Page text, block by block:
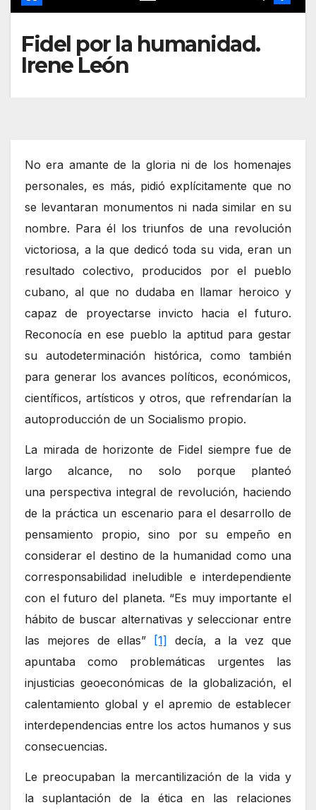
Fidel por la humanidad.
Irene León
No era amante de la gloria ni de los homenajes
personales, es más, pidió explícitamente que no
se levantaran monumentos ni nada similar en su
nombre. Para él los triunfos de una revolución
victoriosa, a la que dedicó toda su vida, eran un
resultado colectivo, producidos por el pueblo
cubano, al que no dudaba en llamar heroico y
capaz de proyectarse invicto hacia el futuro.
Reconocía en ese pueblo la aptitud para gestar
su autodeterminación histórica, como también
para generar los avances políticos, económicos,
científicos, artísticos y otros, que refrendarían la
autoproducción de un Socialismo propio.
La mirada de horizonte de Fidel siempre fue de
largo alcance, no solo porque planteó
una perspectiva integral de revolución, haciendo
de la práctica un escenario para el desarrollo de
pensamiento propio, sino por su empeño en
considerar el destino de la humanidad como una
corresponsabilidad ineludible e interdependiente
con el futuro del planeta. “Es muy importante el
hábito de buscar alternativas y seleccionar entre
las mejores de ellas”
[1] decía, a la vez que
apuntaba como problemáticas urgentes las
injusticias geoeconómicas de la globalización, el
calentamiento global y el apremio de establecer
interdependencias entre los actos humanos y sus
consecuencias.
Le preocupaban la mercantilización de la vida y
la suplantación de la ética en las relaciones